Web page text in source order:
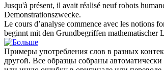
Jusqu'à présent, il avait réalisé neuf robots
Demonstrationszwecke.
Le cours d’analyse commence avec les notions
beginnt mit den Grundbegriffen
Примеры употребления слов в разных
другой. Все образцы собраны